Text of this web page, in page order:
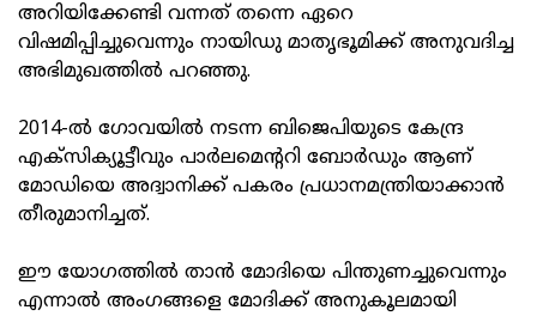
അറിയിക്കേണ്ടി വന്നത് തന്നെ ഏറെ
വിഷമിപ്പിച്ചുവെന്നും നായിഡു മാതൃഭൂമിക്ക് അനുവദിച്ച
അഭിമുഖത്തില്‍ പറഞ്ഞു.
2014-ല്‍ ഗോവയില്‍ നടന്ന ബിജെപിയുടെ കേന്ദ്ര
എക്‌സിക്യൂട്ടീവും പാര്‍ലമെന്ററി ബോര്‍ഡും ആണ്
മോഡിയെ അദ്വാനിക്ക് പകരം പ്രധാനമന്ത്രിയാക്കാന്‍
തീരുമാനിച്ചത്.
ഈ യോഗത്തില്‍ താന്‍ മോദിയെ പിന്തുണച്ചുവെന്നും
എന്നാല്‍ അംഗങ്ങളെ മോദിക്ക് അനുകൂലമായി